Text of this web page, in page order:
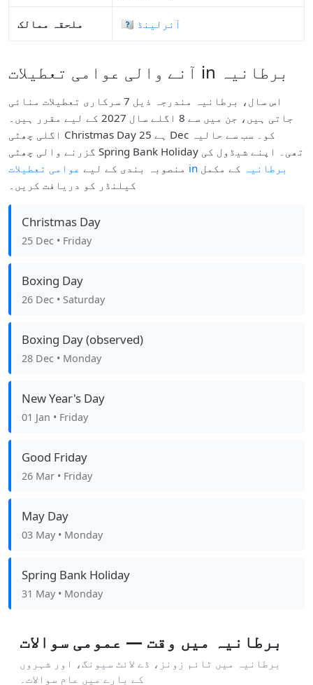
ملحقہ ممالک 🇮🇪 آئرلینڈ
آنے والی عوامی تعطیلات in برطانیہ
اس سال، برطانیہ مندرجہ ذیل 7 سرکاری تعطیلات منائی
جاتی ہیں، جن میں سے 8 اگلے سال 2027 کے لیے مقرر ہیں۔
اگلی چھٹی Christmas Day ہے 25 Dec کو۔ سب سے حالیہ
گزرنے والی چھٹی Spring Bank Holiday تھی۔ اپنے شیڈول کی
منصوبہ بندی کے لیے
عوامی تعطیلات in برطانیہ کے مکمل
کیلنڈر کو دریافت کریں۔
Christmas Day
25 Dec • Friday
Boxing Day
26 Dec • Saturday
Boxing Day (observed)
28 Dec • Monday
New Year's Day
01 Jan • Friday
Good Friday
26 Mar • Friday
May Day
03 May • Monday
Spring Bank Holiday
31 May • Monday
برطانیہ میں وقت — عمومی سوالات
برطانیہ میں ٹائم زونز، ڈے لائٹ سیونگ، اور شہروں
کے بارے میں عام سوالات۔